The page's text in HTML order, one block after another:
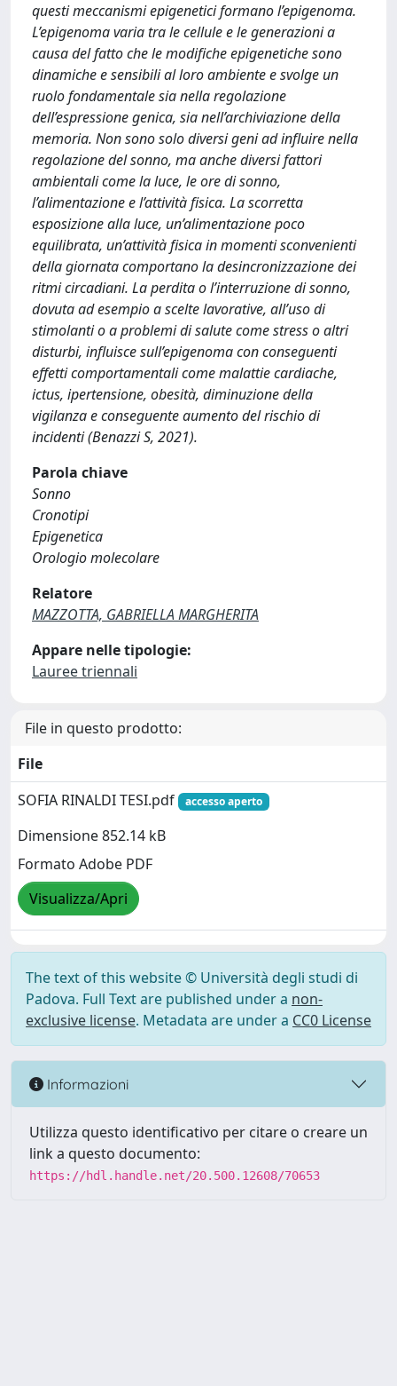
questi meccanismi epigenetici formano l’epigenoma.
L’epigenoma varia tra le cellule e le generazioni a
causa del fatto che le modifiche epigenetiche sono
dinamiche e sensibili al loro ambiente e svolge un
ruolo fondamentale sia nella regolazione
dell’espressione genica, sia nell’archiviazione della
memoria. Non sono solo diversi geni ad influire nella
regolazione del sonno, ma anche diversi fattori
ambientali come la luce, le ore di sonno,
l’alimentazione e l’attività fisica. La scorretta
esposizione alla luce, un’alimentazione poco
equilibrata, un’attività fisica in momenti sconvenienti
della giornata comportano la desincronizzazione dei
ritmi circadiani. La perdita o l’interruzione di sonno,
dovuta ad esempio a scelte lavorative, all’uso di
stimolanti o a problemi di salute come stress o altri
disturbi, influisce sull’epigenoma con conseguenti
effetti comportamentali come malattie cardiache,
ictus, ipertensione, obesità, diminuzione della
vigilanza e conseguente aumento del rischio di
incidenti (Benazzi S, 2021).
Parola chiave
Sonno
Cronotipi
Epigenetica
Orologio molecolare
Relatore
MAZZOTTA, GABRIELLA MARGHERITA
Appare nelle tipologie:
Lauree triennali
File in questo prodotto:
File
SOFIA RINALDI TESI.pdf
accesso aperto
Dimensione 852.14 kB
Formato Adobe PDF
Visualizza/Apri
The text of this website © Università degli studi di
Padova. Full Text are published under a non-
exclusive license. Metadata are under a CC0 License
Informazioni
Utilizza questo identificativo per citare o creare un
link a questo documento:
https://hdl.handle.net/20.500.12608/70653